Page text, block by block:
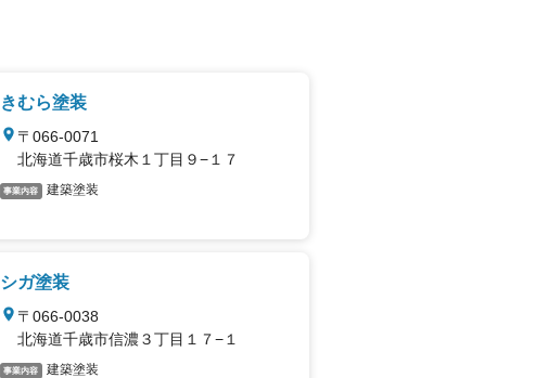
きむら塗装
〒066-0071
北海道千歳市桜木１丁目９−１７
事業内容 建築塗装
シガ塗装
〒066-0038
北海道千歳市信濃３丁目１７−１
事業内容 建築塗装